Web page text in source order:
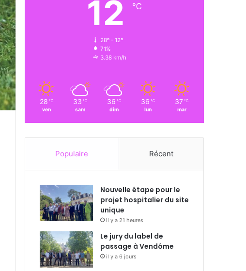
12 ℃
28º - 12º
71%
3.38 km/h
28 ℃
ven
33 ℃
sam
36 ℃
dim
36 ℃
lun
37 ℃
mar
Populaire Récent
Nouvelle étape pour le
projet hospitalier du site
unique
il y a 21 heures
Le jury du label de
passage à Vendôme
il y a 6 jours